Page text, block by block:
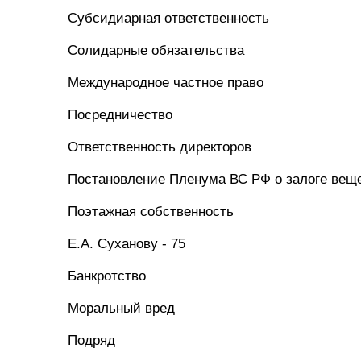
Субсидиарная ответственность
Солидарные обязательства
Международное частное право
Посредничество
Ответственность директоров
Постановление Пленума ВС РФ о залоге
Поэтажная собственность
Е.А. Суханову - 75
Банкротство
Моральный вред
Подряд